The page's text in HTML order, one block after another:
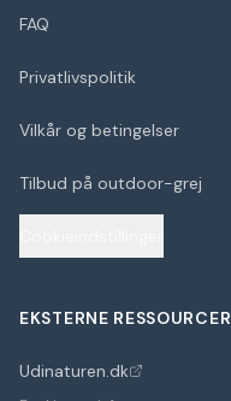
FAQ
Privatlivspolitik
Vilkår og betingelser
Tilbud på outdoor-grej
EKSTERNE RESSOURCER
Udinaturen.dk
(åbner i nyt faneblad)